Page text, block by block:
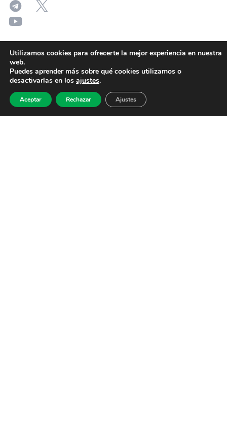
Utilizamos cookies para ofrecerte la mejor experiencia en nuestra
web.
Puedes aprender más sobre qué cookies utilizamos o
desactivarlas en los ajustes.
Aceptar Rechazar Ajustes